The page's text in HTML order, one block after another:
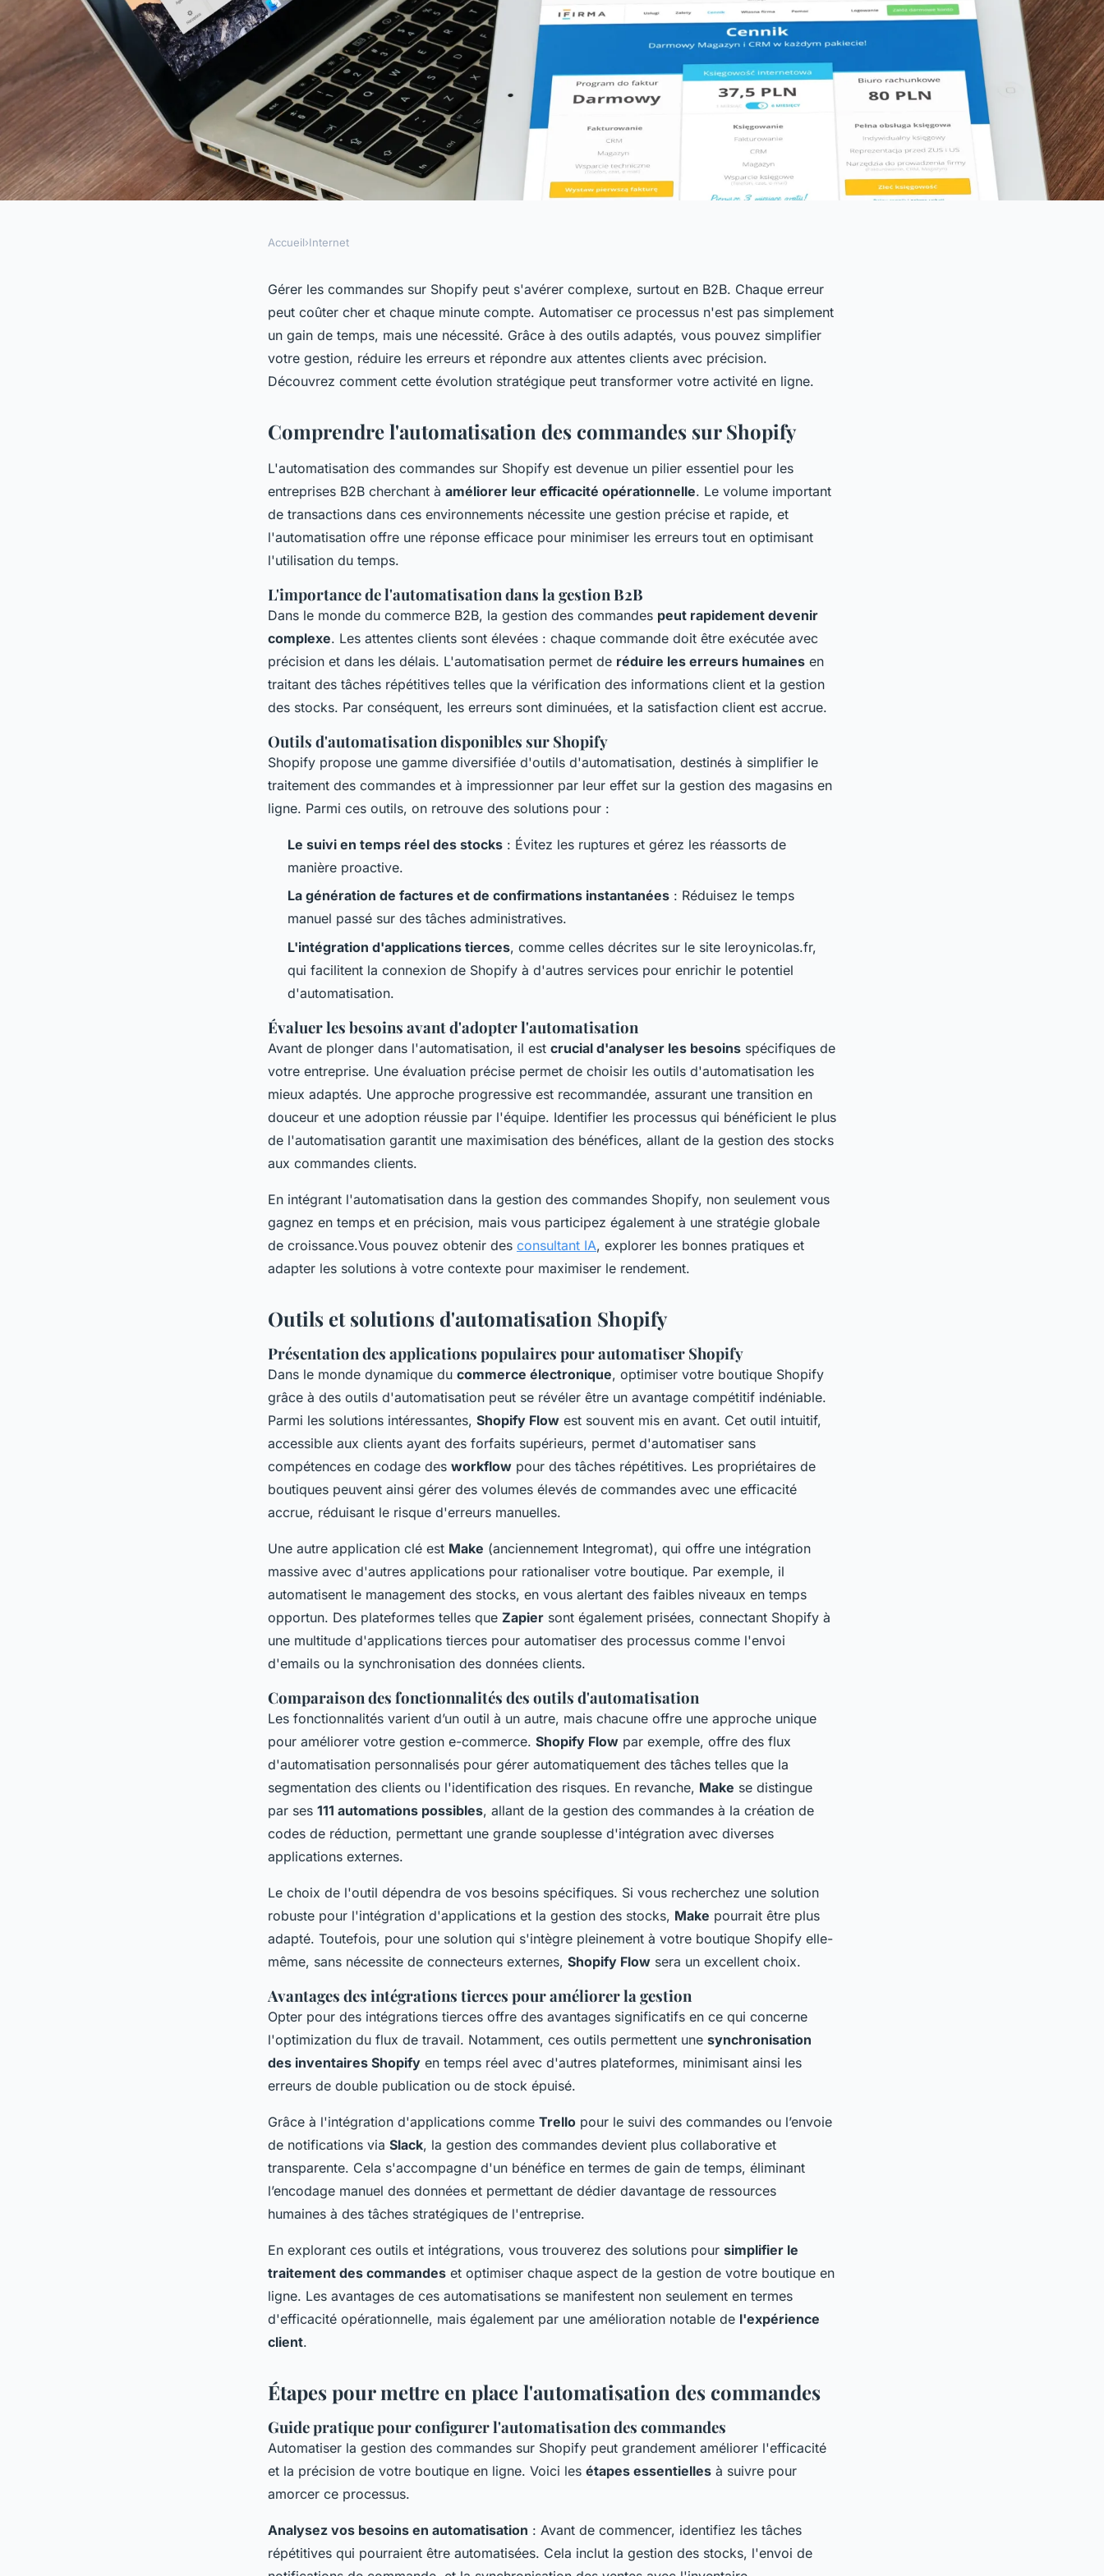
Automatiser commande shopify :
simplifiez votre gestion en ligne
Accueil›Internet
Gérer les commandes sur Shopify peut s'avérer complexe, surtout en B2B. Chaque erreur
peut coûter cher et chaque minute compte. Automatiser ce processus n'est pas simplement
un gain de temps, mais une nécessité. Grâce à des outils adaptés, vous pouvez simplifier
votre gestion, réduire les erreurs et répondre aux attentes clients avec précision.
Découvrez comment cette évolution stratégique peut transformer votre activité en ligne.
Comprendre l'automatisation des commandes sur Shopify
L'automatisation des commandes sur Shopify est devenue un pilier essentiel pour les
entreprises B2B cherchant à améliorer leur efficacité opérationnelle. Le volume important
de transactions dans ces environnements nécessite une gestion précise et rapide, et
l'automatisation offre une réponse efficace pour minimiser les erreurs tout en optimisant
l'utilisation du temps.
L'importance de l'automatisation dans la gestion B2B
Dans le monde du commerce B2B, la gestion des commandes peut rapidement devenir
complexe. Les attentes clients sont élevées : chaque commande doit être exécutée avec
précision et dans les délais. L'automatisation permet de réduire les erreurs humaines en
traitant des tâches répétitives telles que la vérification des informations client et la gestion
des stocks. Par conséquent, les erreurs sont diminuées, et la satisfaction client est accrue.
Outils d'automatisation disponibles sur Shopify
Shopify propose une gamme diversifiée d'outils d'automatisation, destinés à simplifier le
traitement des commandes et à impressionner par leur effet sur la gestion des magasins en
ligne. Parmi ces outils, on retrouve des solutions pour :
Le suivi en temps réel des stocks : Évitez les ruptures et gérez les réassorts de
manière proactive.
La génération de factures et de confirmations instantanées : Réduisez le temps
manuel passé sur des tâches administratives.
L'intégration d'applications tierces, comme celles décrites sur le site leroynicolas.fr,
qui facilitent la connexion de Shopify à d'autres services pour enrichir le potentiel
d'automatisation.
Évaluer les besoins avant d'adopter l'automatisation
Avant de plonger dans l'automatisation, il est crucial d'analyser les besoins spécifiques de
votre entreprise. Une évaluation précise permet de choisir les outils d'automatisation les
mieux adaptés. Une approche progressive est recommandée, assurant une transition en
douceur et une adoption réussie par l'équipe. Identifier les processus qui bénéficient le plus
de l'automatisation garantit une maximisation des bénéfices, allant de la gestion des stocks
aux commandes clients.
En intégrant l'automatisation dans la gestion des commandes Shopify, non seulement vous
gagnez en temps et en précision, mais vous participez également à une stratégie globale
de croissance.Vous pouvez obtenir des consultant IA, explorer les bonnes pratiques et
adapter les solutions à votre contexte pour maximiser le rendement.
Outils et solutions d'automatisation Shopify
Présentation des applications populaires pour automatiser Shopify
Dans le monde dynamique du commerce électronique, optimiser votre boutique Shopify
grâce à des outils d'automatisation peut se révéler être un avantage compétitif indéniable.
Parmi les solutions intéressantes, Shopify Flow est souvent mis en avant. Cet outil intuitif,
accessible aux clients ayant des forfaits supérieurs, permet d'automatiser sans
compétences en codage des workflow pour des tâches répétitives. Les propriétaires de
boutiques peuvent ainsi gérer des volumes élevés de commandes avec une efficacité
accrue, réduisant le risque d'erreurs manuelles.
Une autre application clé est Make (anciennement Integromat), qui offre une intégration
massive avec d'autres applications pour rationaliser votre boutique. Par exemple, il
automatisent le management des stocks, en vous alertant des faibles niveaux en temps
opportun. Des plateformes telles que Zapier sont également prisées, connectant Shopify à
une multitude d'applications tierces pour automatiser des processus comme l'envoi
d'emails ou la synchronisation des données clients.
Comparaison des fonctionnalités des outils d'automatisation
Les fonctionnalités varient d’un outil à un autre, mais chacune offre une approche unique
pour améliorer votre gestion e-commerce. Shopify Flow par exemple, offre des flux
d'automatisation personnalisés pour gérer automatiquement des tâches telles que la
segmentation des clients ou l'identification des risques. En revanche, Make se distingue
par ses 111 automations possibles, allant de la gestion des commandes à la création de
codes de réduction, permettant une grande souplesse d'intégration avec diverses
applications externes.
Le choix de l'outil dépendra de vos besoins spécifiques. Si vous recherchez une solution
robuste pour l'intégration d'applications et la gestion des stocks, Make pourrait être plus
adapté. Toutefois, pour une solution qui s'intègre pleinement à votre boutique Shopify elle-
même, sans nécessite de connecteurs externes, Shopify Flow sera un excellent choix.
Avantages des intégrations tierces pour améliorer la gestion
Opter pour des intégrations tierces offre des avantages significatifs en ce qui concerne
l'optimization du flux de travail. Notamment, ces outils permettent une synchronisation
des inventaires Shopify en temps réel avec d'autres plateformes, minimisant ainsi les
erreurs de double publication ou de stock épuisé.
Grâce à l'intégration d'applications comme Trello pour le suivi des commandes ou l’envoie
de notifications via Slack, la gestion des commandes devient plus collaborative et
transparente. Cela s'accompagne d'un bénéfice en termes de gain de temps, éliminant
l’encodage manuel des données et permettant de dédier davantage de ressources
humaines à des tâches stratégiques de l'entreprise.
En explorant ces outils et intégrations, vous trouverez des solutions pour simplifier le
traitement des commandes et optimiser chaque aspect de la gestion de votre boutique en
ligne. Les avantages de ces automatisations se manifestent non seulement en termes
d'efficacité opérationnelle, mais également par une amélioration notable de l'expérience
client.
Étapes pour mettre en place l'automatisation des commandes
Guide pratique pour configurer l'automatisation des commandes
Automatiser la gestion des commandes sur Shopify peut grandement améliorer l'efficacité
et la précision de votre boutique en ligne. Voici les étapes essentielles à suivre pour
amorcer ce processus.
Analysez vos besoins en automatisation : Avant de commencer, identifiez les tâches
répétitives qui pourraient être automatisées. Cela inclut la gestion des stocks, l'envoi de